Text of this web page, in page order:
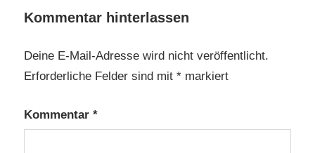
Kommentar hinterlassen
Deine E-Mail-Adresse wird nicht veröffentlicht.
Erforderliche Felder sind mit * markiert
Kommentar *